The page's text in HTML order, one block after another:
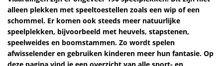
alleen plekken met speeltoestellen zoals een wip of een
schommel. Er komen ook steeds meer natuurlijke
speelplekken, bijvoorbeeld met heuvels, stapstenen,
speelweides en boomstammen. Zo wordt spelen
afwisselender en gebruiken kinderen meer hun fantasie. Op
deze pagina vind je een overzicht van alle sport- en